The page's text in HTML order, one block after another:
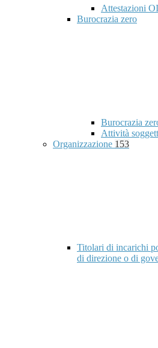
Attestazioni
Burocrazia zero
Burocrazia
Attività
Organizzazione 153
Titolari di incarichi
di direzione o di